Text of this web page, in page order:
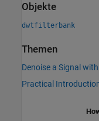
Objekte
dwtfilterbank
Themen
Denoise a Signal
Practical